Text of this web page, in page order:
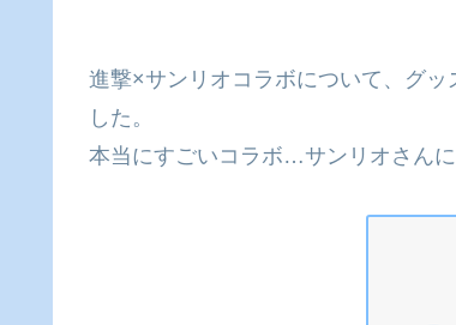
進撃×サンリオコラボについて、グ
した。
本当にすごいコラボ…サンリオさん